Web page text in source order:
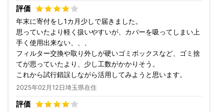
年末に寄付をし1カ月少しで届きました。
思っていたより軽く扱いやすいが、カバーを吸ってしまい上
手く使用出来ない、、、
フィルター交換や取り外しが硬いゴミボックスなど、ゴミ捨
てが思っていたより、少し工数がかかりそう。
これから試行錯誤しながら活用してみようと思います。
2025年02月12日埼玉県在住